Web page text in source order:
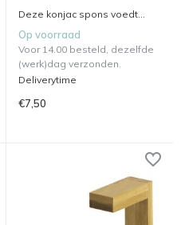
Deze konjac spons voedt...
Op voorraad
Voor 14.00 besteld, dezelfde
(werk)dag verzonden.
Deliverytime
€7,50